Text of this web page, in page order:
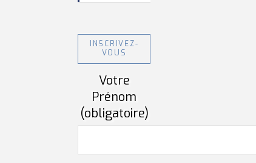
INSCRIVEZ-
VOUS
Votre
Prénom
(obligatoire)